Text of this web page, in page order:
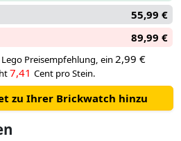
55,99 €
89,99 €
Preisempfehlung, ein 2,99 €
7,41 Cent pro Stein.
zu Ihrer Brickwatch hinzu